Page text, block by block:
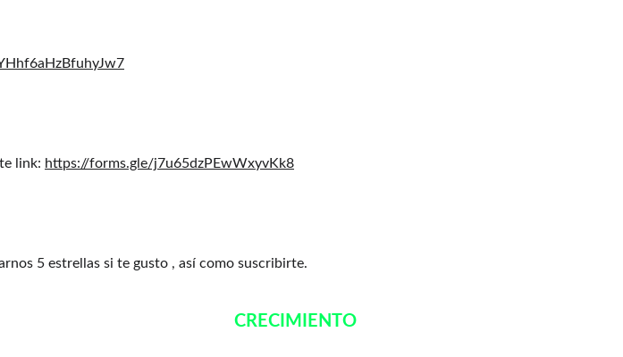
link: https://forms.gle/j7u65dzPEwWxyvKk8
5 estrellas si te gusto , así como suscribirte.
CRECIMIENTO